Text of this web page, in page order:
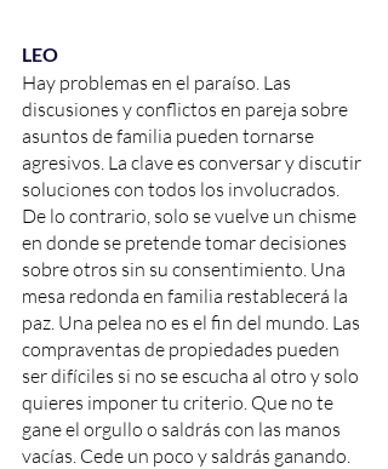
LEO
Hay problemas en el paraíso. Las
discusiones y conflictos en pareja sobre
asuntos de familia pueden tornarse
agresivos. La clave es conversar y discutir
soluciones con todos los involucrados.
De lo contrario, solo se vuelve un chisme
en donde se pretende tomar decisiones
sobre otros sin su consentimiento. Una
mesa redonda en familia restablecerá la
paz. Una pelea no es el fin del mundo. Las
compraventas de propiedades pueden
ser difíciles si no se escucha al otro y solo
quieres imponer tu criterio. Que no te
gane el orgullo o saldrás con las manos
vacías. Cede un poco y saldrás ganando.